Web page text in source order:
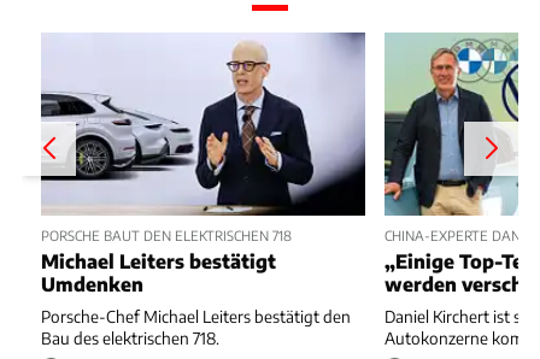
PORSCHE BAUT DEN ELEKTRISCHEN 718
Michael Leiters bestätigt
Umdenken
Porsche-Chef Michael Leiters bestätigt den
Bau des elektrischen 718.
CHINA-EXPERTE
„Einige Top-
werden
Daniel Kirchert ist
Autokonzerne